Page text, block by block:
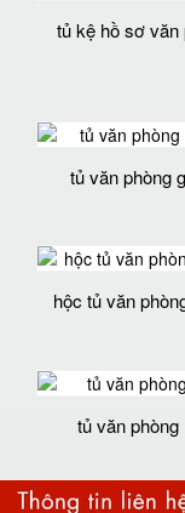
tủ kệ hồ sơ văn
tủ văn phòng
hộc tủ văn
tủ văn phòng